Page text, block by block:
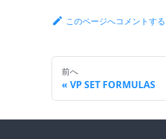
このページへコメントする
前へ
VP SET FORMULAS